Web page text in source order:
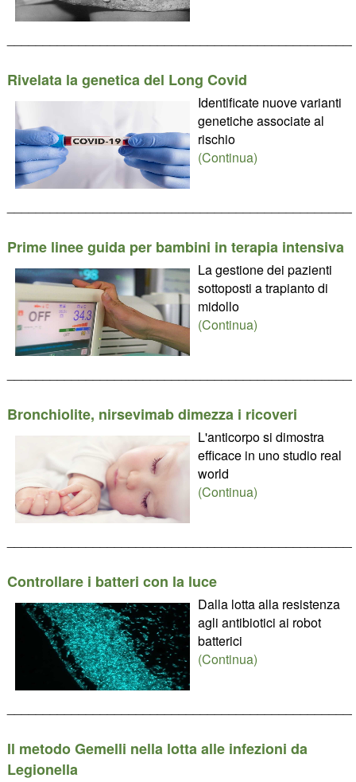
Rivelata la genetica del Long Covid
Identificate nuove varianti
genetiche associate al
rischio
(Continua)
Prime linee guida per bambini in terapia intensiva
La gestione dei pazienti
sottoposti a trapianto di
midollo
(Continua)
Bronchiolite, nirsevimab dimezza i ricoveri
L'anticorpo si dimostra
efficace in uno studio real
world
(Continua)
Controllare i batteri con la luce
Dalla lotta alla resistenza
agli antibiotici ai robot
batterici
(Continua)
Il metodo Gemelli nella lotta alle infezioni da
Legionella